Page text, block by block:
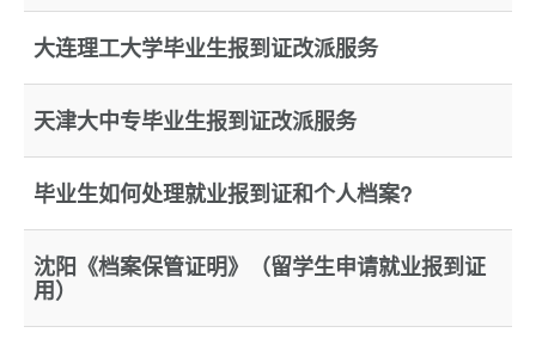
大连理工大学毕业生报到证改派服务
天津大中专毕业生报到证改派服务
毕业生如何处理就业报到证和个人档案?
沈阳《档案保管证明》（留学生申请就业报到证
用）